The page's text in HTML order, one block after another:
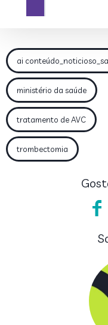
ai
ministério da saúde
tratamento de AVC
trombectomia